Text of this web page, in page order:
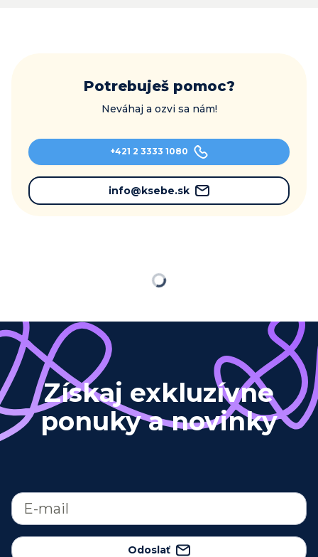
Potrebuješ pomoc?
Neváhaj a ozvi sa nám!
+421 2 3333 1080
info@ksebe.sk
Načítavam…
Získaj exkluzívne
ponuky a novinky
Odoslať